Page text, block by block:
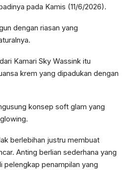
pada Kamis (11/6/2026).
dengan riasan yang
Kamari Sky Wassink itu
krem yang dipadukan dengan
konsep soft glam yang
berlebihan justru membuat
Anting berlian sederhana yang
pelengkap penampilan yang